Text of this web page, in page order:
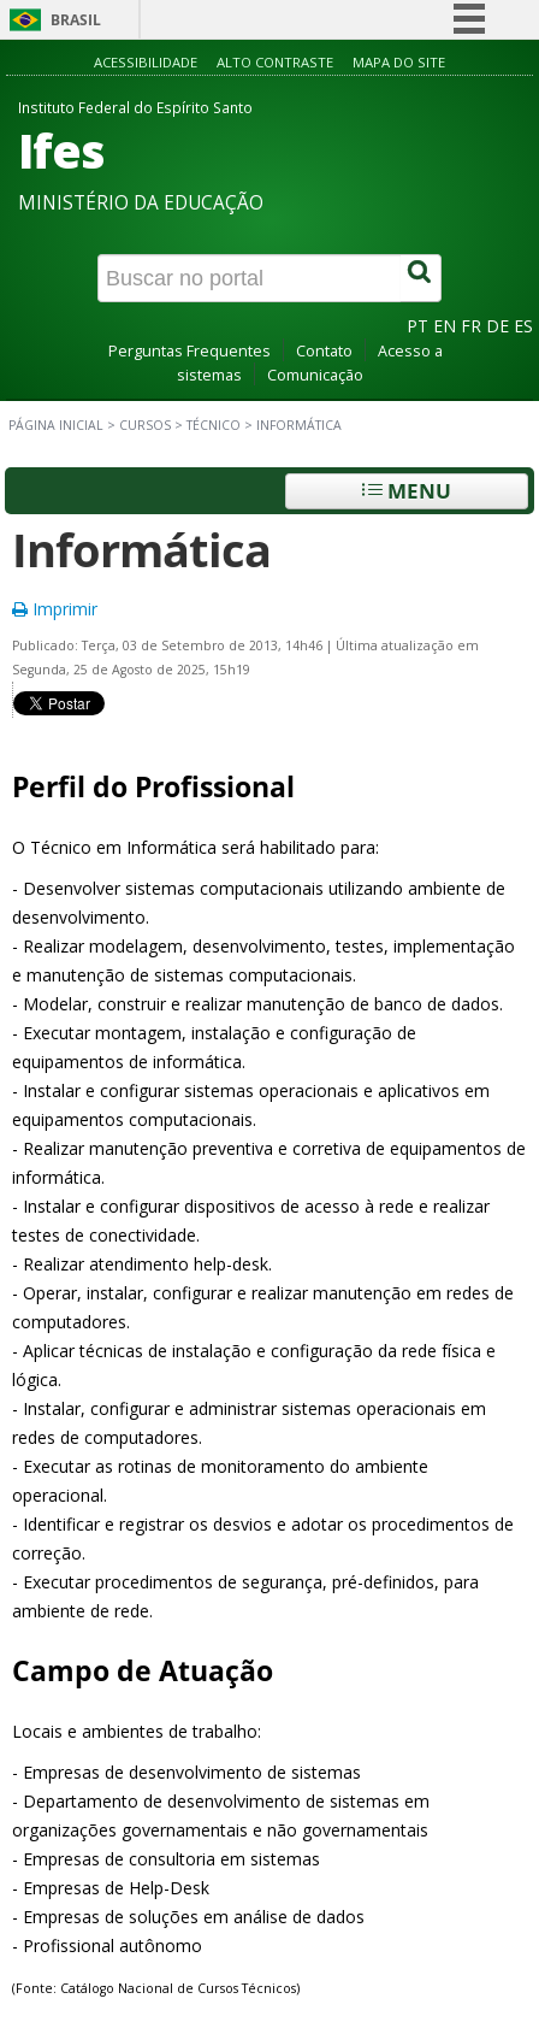
BRASIL
Simplifique!
Canais
ACESSIBILIDADE ALTO CONTRASTE MAPA DO SITE
Instituto Federal do Espírito Santo
Ifes
MINISTÉRIO DA EDUCAÇÃO
PT EN FR DE ES
Perguntas Frequentes Contato
Acesso a
sistemas
Comunicação
PÁGINA INICIAL > CURSOS >TÉCNICO > INFORMÁTICA
MENU
Informática
Imprimir
Publicado: Terça, 03 de Setembro de 2013, 14h46 | Última atualização em
Segunda, 25 de Agosto de 2025, 15h19
Perfil do Profissional
O Técnico em Informática será habilitado para:
- Desenvolver sistemas computacionais utilizando ambiente de
desenvolvimento.
- Realizar modelagem, desenvolvimento, testes, implementação
e manutenção de sistemas computacionais.
- Modelar, construir e realizar manutenção de banco de dados.
- Executar montagem, instalação e configuração de
equipamentos de informática.
- Instalar e configurar sistemas operacionais e aplicativos em
equipamentos computacionais.
- Realizar manutenção preventiva e corretiva de equipamentos de
informática.
- Instalar e configurar dispositivos de acesso à rede e realizar
testes de conectividade.
- Realizar atendimento help-desk.
- Operar, instalar, configurar e realizar manutenção em redes de
computadores.
- Aplicar técnicas de instalação e configuração da rede física e
lógica.
- Instalar, configurar e administrar sistemas operacionais em
redes de computadores.
- Executar as rotinas de monitoramento do ambiente
operacional.
- Identificar e registrar os desvios e adotar os procedimentos de
correção.
- Executar procedimentos de segurança, pré-definidos, para
ambiente de rede.
Campo de Atuação
Locais e ambientes de trabalho:
- Empresas de desenvolvimento de sistemas
- Departamento de desenvolvimento de sistemas em
organizações governamentais e não governamentais
- Empresas de consultoria em sistemas
- Empresas de Help-Desk
- Empresas de soluções em análise de dados
- Profissional autônomo
(Fonte: Catálogo Nacional de Cursos Técnicos)